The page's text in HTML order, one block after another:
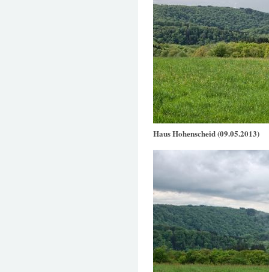
Haus Hohenscheid (09.05.2013)